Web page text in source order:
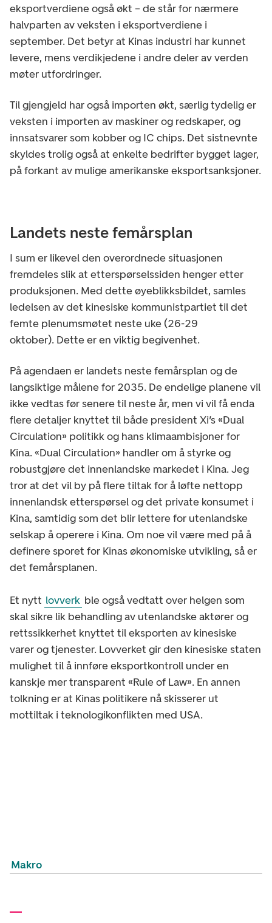
eksportverdiene også økt – de står for nærmere
halvparten av veksten i eksportverdiene i
september. Det betyr at Kinas industri har kunnet
levere, mens verdikjedene i andre deler av verden
møter utfordringer.
Til gjengjeld har også importen økt, særlig tydelig er
veksten i importen av maskiner og redskaper, og
innsatsvarer som kobber og IC chips. Det sistnevnte
skyldes trolig også at enkelte bedrifter bygget lager,
på forkant av mulige amerikanske eksportsanksjoner.
Landets neste femårsplan
I sum er likevel den overordnede situasjonen
fremdeles slik at etterspørselssiden henger etter
produksjonen. Med dette øyeblikksbildet, samles
ledelsen av det kinesiske kommunistpartiet til det
femte plenumsmøtet neste uke (26-29
oktober). Dette er en viktig begivenhet.
På agendaen er landets neste femårsplan og de
langsiktige målene for 2035. De endelige planene vil
ikke vedtas før senere til neste år, men vi vil få enda
flere detaljer knyttet til både president Xi’s «Dual
Circulation» politikk og hans klimaambisjoner for
Kina. «Dual Circulation» handler om å styrke og
robustgjøre det innenlandske markedet i Kina. Jeg
tror at det vil by på flere tiltak for å løfte nettopp
innenlandsk etterspørsel og det private konsumet i
Kina, samtidig som det blir lettere for utenlandske
selskap å operere i Kina. Om noe vil være med på å
definere sporet for Kinas økonomiske utvikling, så er
det femårsplanen.
Et nytt lovverk ble også vedtatt over helgen som
skal sikre lik behandling av utenlandske aktører og
rettssikkerhet knyttet til eksporten av kinesiske
varer og tjenester. Lovverket gir den kinesiske staten
mulighet til å innføre eksportkontroll under en
kanskje mer transparent «Rule of Law». En annen
tolkning er at Kinas politikere nå skisserer ut
mottiltak i teknologikonflikten med USA.
Makro